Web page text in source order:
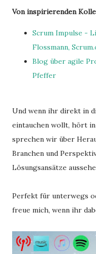
Von inspirierenden
Scrum Impulse -
Flossmann,
Blog über agile
Pfeffer
Und wenn ihr direkt in
eintauchen wollt, hört
sprechen wir über
Branchen und
Lösungsansätze
Perfekt für unterwegs
freue mich, wenn ihr